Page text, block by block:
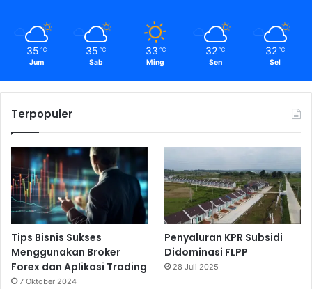
35 ℃
Jum
35 ℃
Sab
33 ℃
Ming
32 ℃
Sen
32 ℃
Sel
Terpopuler
Tips Bisnis Sukses
Menggunakan Broker
Forex dan Aplikasi Trading
7 Oktober 2024
Penyaluran KPR Subsidi
Didominasi FLPP
28 Juli 2025